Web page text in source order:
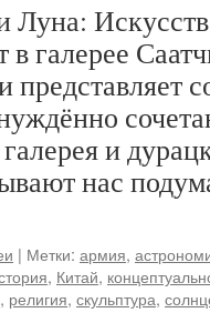
Луна:
в галерее
представляет
и
нас
| Метки: армия,
, Китай,
, религия, скульптура,